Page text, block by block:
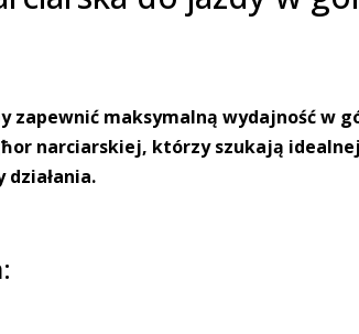
maksymalną wydajność w
narciarskiej, którzy szukają